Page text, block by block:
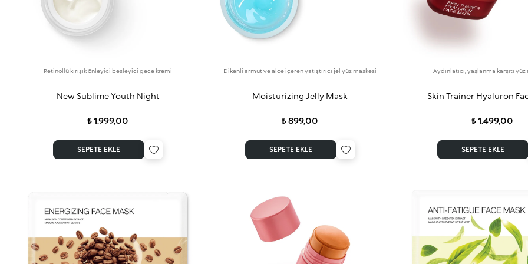
Retinollü kırışık önleyici besleyici gece kremi
New Sublime Youth Night
₺ 1.999,00
SEPETE EKLE
Dikenli armut ve aloe içeren yatıştırıcı jel yüz maskesi
Moisturizing Jelly Mask
₺ 899,00
SEPETE EKLE
Aydınlatıcı, yaşlanma karşıtı yüz
Skin Trainer Hyaluron
₺ 1.499,00
SEPETE EKLE